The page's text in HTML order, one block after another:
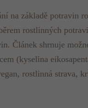
na základě potravin
rostlinných
Článek shrnuje
(kyselina
rostlinná strava,